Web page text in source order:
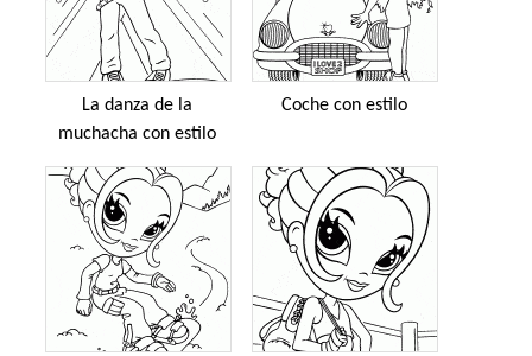
La danza de la
muchacha con estilo
Coche con estilo